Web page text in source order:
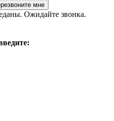
Ожидайте звонка.